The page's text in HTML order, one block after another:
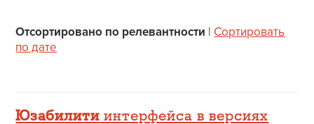
Отсортировано по релевантности | Сортировать
по дате
Юзабилити интерфейса в версиях